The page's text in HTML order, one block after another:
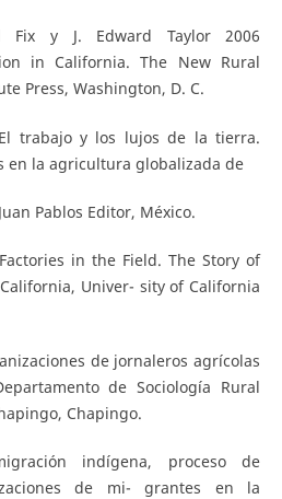
Fix y J. Edward Taylor 2006
in California. The New Rural
Press, Washington, D. C.
trabajo y los lujos de la tierra.
en la agricultura globalizada de
Pablos Editor, México.
in the Field. The Story of
Univer- sity of California
de jornaleros agrícolas
de Sociología Rural
Chapingo.
indígena, proceso de
de mi- grantes en la